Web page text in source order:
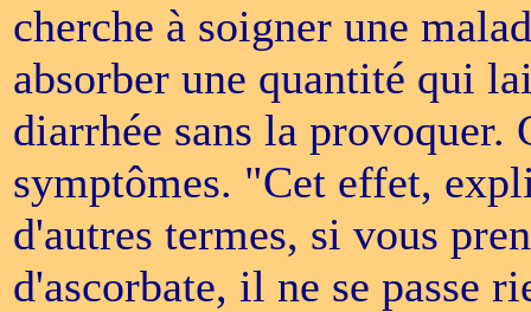
cherche à soigner une
absorber une quantité qui
diarrhée sans la
symptômes. "Cet effet,
d'autres termes, si vous
d'ascorbate, il ne se passe